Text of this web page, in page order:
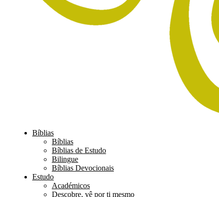
Bíblias
Bíblias
Bíblias de Estudo
Bilingue
Bíblias Devocionais
Estudo
Académicos
Descobre, vê por ti mesmo